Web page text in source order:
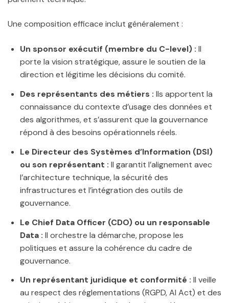
Une composition efficace inclut généralement :
Un sponsor exécutif (membre du C-level) : Il
porte la vision stratégique, assure le soutien de la
direction et légitime les décisions du comité.
Des représentants des métiers : Ils apportent la
connaissance du contexte d’usage des données et
des algorithmes, et s’assurent que la gouvernance
répond à des besoins opérationnels réels.
Le Directeur des Systèmes d’Information (DSI)
ou son représentant : Il garantit l’alignement avec
l’architecture technique, la sécurité des
infrastructures et l’intégration des outils de
gouvernance.
Le Chief Data Officer (CDO) ou un responsable
Data : Il orchestre la démarche, propose les
politiques et assure la cohérence du cadre de
gouvernance.
Un représentant juridique et conformité : Il veille
au respect des réglementations (RGPD, AI Act) et des